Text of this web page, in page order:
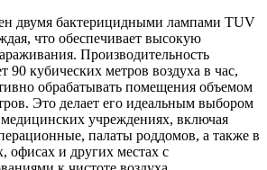
двумя бактерицидными лампами TUV
что обеспечивает высокую
Производительность
90 кубических метров воздуха в час,
обрабатывать помещения объемом
Это делает его идеальным выбором
медицинских учреждениях, включая
палаты роддомов, а также в
офисах и других местах с